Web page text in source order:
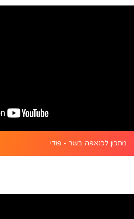
מתכון לכנאפה בשר - פודי